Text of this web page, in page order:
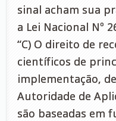
sinal acham sua
a Lei Nacional Nº
“C) O direito de
científicos de
implementação,
Autoridade de
são baseadas em